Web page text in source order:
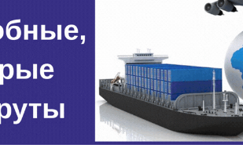
помогут разобраться в